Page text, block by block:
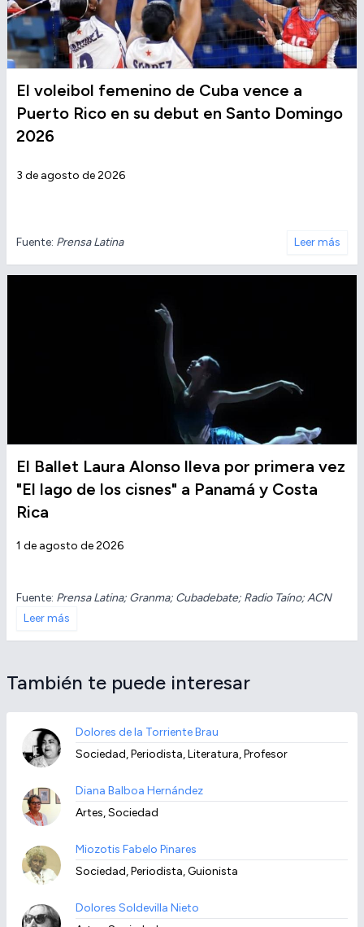
El voleibol femenino de Cuba vence a
Puerto Rico en su debut en Santo Domingo
2026
3 de agosto de 2026
Fuente: Prensa Latina Leer más
El Ballet Laura Alonso lleva por primera vez
"El lago de los cisnes" a Panamá y Costa
Rica
1 de agosto de 2026
Fuente: Prensa Latina; Granma; Cubadebate; Radio Taíno; ACN
Leer más
También te puede interesar
Dolores de la Torriente Brau
Sociedad, Periodista, Literatura, Profesor
Diana Balboa Hernández
Artes, Sociedad
Miozotis Fabelo Pinares
Sociedad, Periodista, Guionista
Dolores Soldevilla Nieto